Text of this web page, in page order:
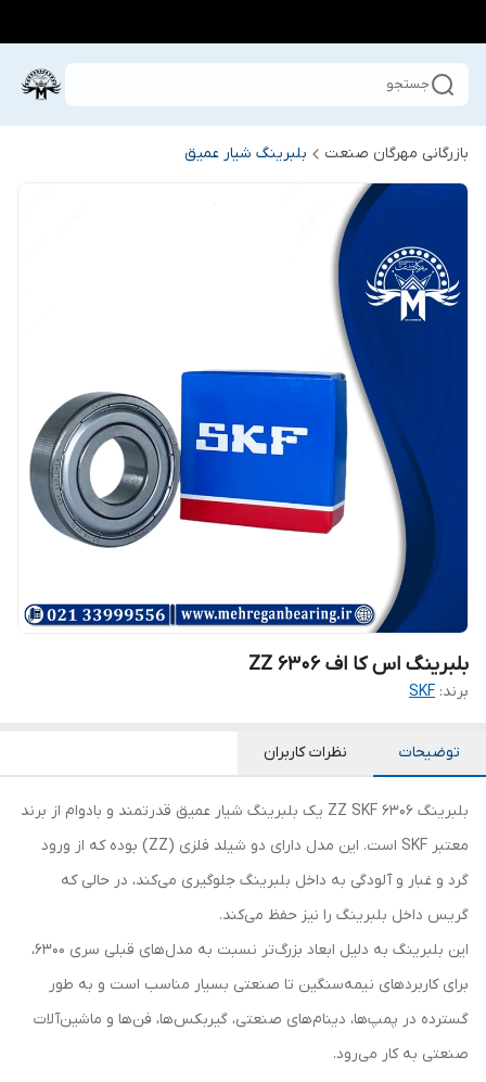
جستجو
بازرگانی مهرگان صنعت بلبرینگ شیار عمیق
بلبرینگ اس کا اف 6306 ZZ
برند: SKF
توضیحات نظرات کاربران
بلبرینگ 6306 ZZ SKF یک بلبرینگ شیار عمیق قدرتمند و بادوام از برند
معتبر SKF است. این مدل دارای دو شیلد فلزی (ZZ) بوده که از ورود
گرد و غبار و آلودگی به داخل بلبرینگ جلوگیری می‌کند، در حالی که
گریس داخل بلبرینگ را نیز حفظ می‌کند.
این بلبرینگ به دلیل ابعاد بزرگ‌تر نسبت به مدل‌های قبلی سری 6300،
برای کاربردهای نیمه‌سنگین تا صنعتی بسیار مناسب است و به طور
گسترده در پمپ‌ها، دینام‌های صنعتی، گیربکس‌ها، فن‌ها و ماشین‌آلات
صنعتی به کار می‌رود.